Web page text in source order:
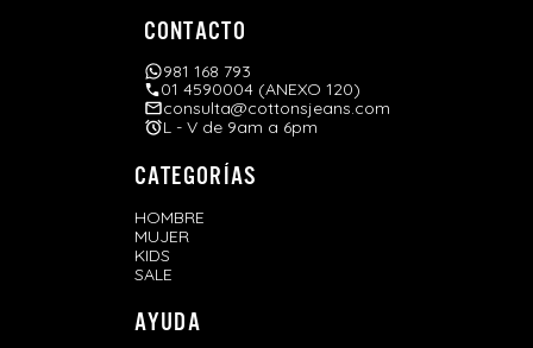
CONTACTO
981 168 793
01 4590004 (ANEXO 120)
consulta@cottonsjeans.com
L - V de 9am a 6pm
CATEGORÍAS
HOMBRE
MUJER
KIDS
SALE
AYUDA